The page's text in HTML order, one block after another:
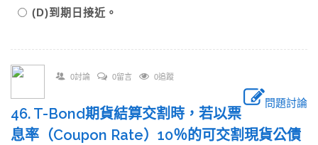
(D)到期日接近。
0討論 0留言 0追蹤
問題討論
46. T-Bond期貨結算交割時，若以票
息率（Coupon Rate）10％的可交割現貨公債